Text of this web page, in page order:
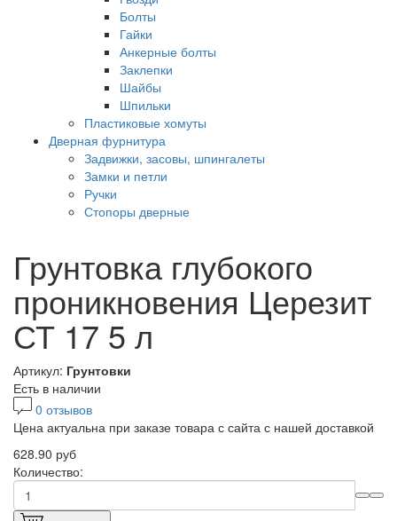
Болты
Гайки
Анкерные болты
Заклепки
Шайбы
Шпильки
Пластиковые хомуты
Дверная фурнитура
Задвижки, засовы, шпингалеты
Замки и петли
Ручки
Стопоры дверные
Грунтовка глубокого
проникновения Церезит
СТ 17 5 л
Артикул: Грунтовки
Есть в наличии
0 отзывов
Цена актуальна при заказе товара с сайта с нашей доставкой
628.90 руб
Количество: